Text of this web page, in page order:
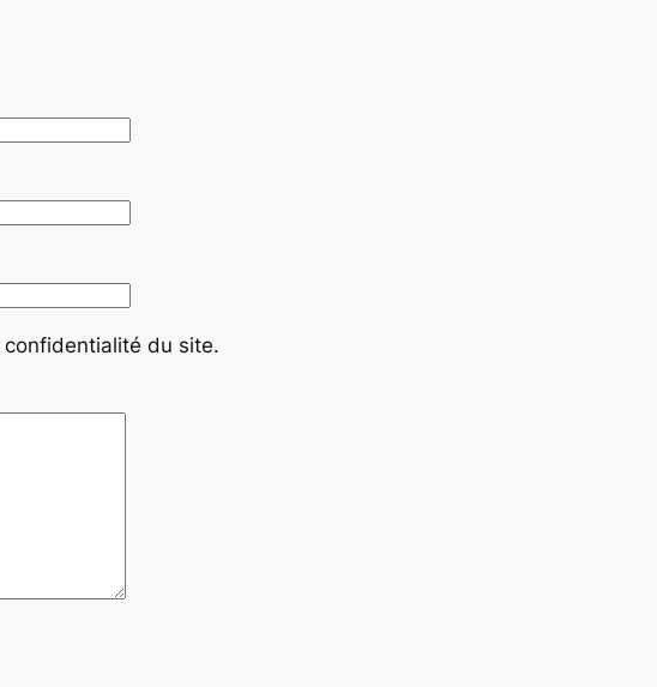
confidentialité du site.